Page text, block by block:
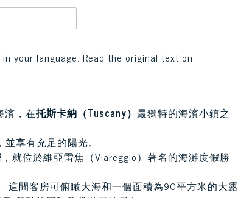
your language. Read the original text on
濱，在托斯卡納（Tuscany） 最獨特的海濱小鎮之
享有充足的陽光。
就位於維亞雷焦（Viareggio）著名的海灘度假勝
這間客房可俯瞰大海和一個面積為90平方米的大露